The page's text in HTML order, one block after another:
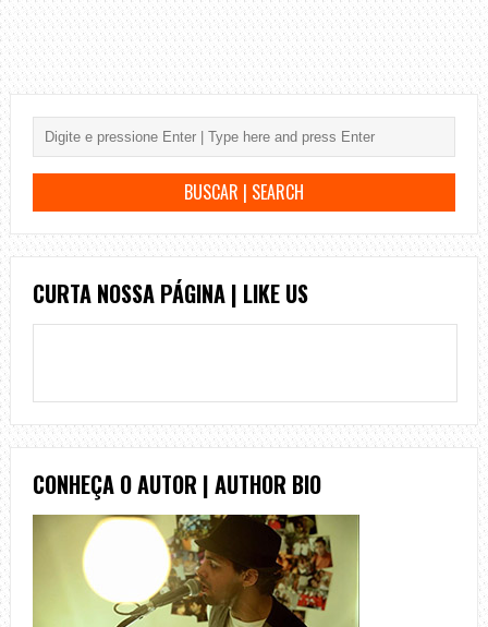
CURTA NOSSA PÁGINA | LIKE US
CONHEÇA O AUTOR | AUTHOR BIO